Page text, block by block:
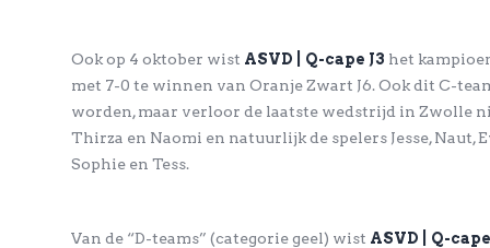
Ook op 4 oktober wist ASVD | Q-cape J3 het
met 7-0 te winnen van Oranje Zwart J6. Ook dit C-
worden, maar verloor de laatste wedstrijd in Zwolle
Thirza en Naomi en natuurlijk de spelers Jesse, Naut,
Sophie en Tess.
Van de “D-teams” (categorie geel) wist ASVD | Q-